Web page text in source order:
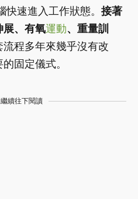
快速進入工作狀態。 接著
展、有氧運動、重量訓
流程多年來幾乎沒有改
固定儀式。
續往下閱讀